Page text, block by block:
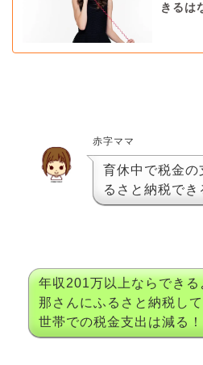
きるは
赤字ママ
育休中で税金の
るさと納税でき
年収201万以上ならできる
那さんにふるさと納税し
世帯での税金支出は減る！